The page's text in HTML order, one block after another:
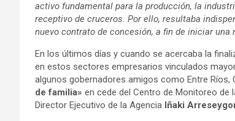
activo fundamental para la producción, la
receptivo de cruceros. Por ello, resultaba
nuevo contrato de concesión, a fin de iniciar
En los últimos días y cuando se acercaba la
en estos sectores empresarios vinculados
algunos gobernadores amigos como Entre
de familia» en cede del Centro de Monitoreo de
Director Ejecutivo de la Agencia Iñaki